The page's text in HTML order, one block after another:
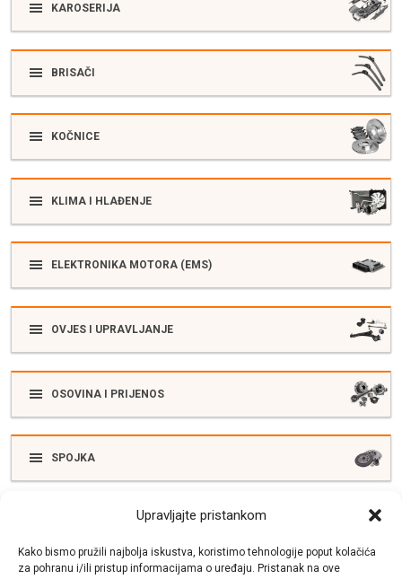
Upravljajte pristankom
Kako bismo pružili najbolja iskustva, koristimo tehnologije poput kolačića
za pohranu i/ili pristup informacijama o uređaju. Pristanak na ove
KAROSERIJA
BRISAČI
KOČNICE
KLIMA I HLAĐENJE
ELEKTRONIKA MOTORA (EMS)
OVJES I UPRAVLJANJE
OSOVINA I PRIJENOS
SPOJKA